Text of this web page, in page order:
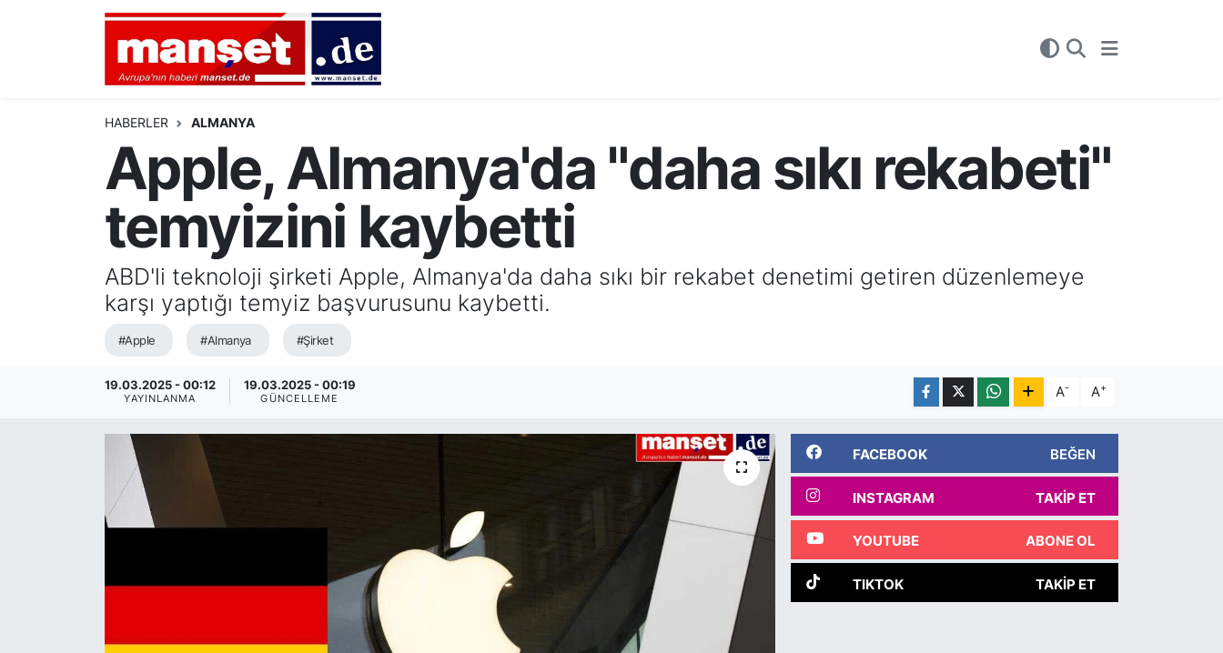
HABERLER ALMANYA
Apple, Almanya'da "daha sıkı rekabeti"
temyizini kaybetti
ABD'li teknoloji şirketi Apple, Almanya'da daha sıkı bir rekabet denetimi getiren düzenlemeye
karşı yaptığı temyiz başvurusunu kaybetti.
#Apple #Almanya #Şirket
19.03.2025 - 00:12
YAYINLANMA
19.03.2025 - 00:19
GÜNCELLEME A- A+
FACEBOOK BEĞEN
INSTAGRAM TAKIP ET
YOUTUBE ABONE OL
TIKTOK TAKIP ET
AVRUPA
ALMANYA
TÜRKİYE
DEUTSCH
EKONOMİ
Nöbetçi Eczaneler
Hava Durumu
Namaz Vakitleri
Trafik Durumu
Puan Durumu ve Fikstür
Tüm Manşetler
Son Dakika Haberleri
Haber Arşivi